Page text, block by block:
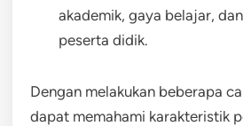
akademik, gaya belajar,
peserta didik.
Dengan melakukan beberapa
dapat memahami karakteristik